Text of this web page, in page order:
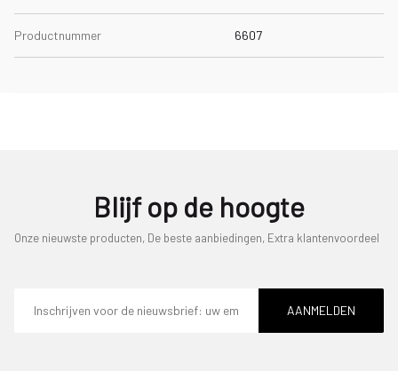
Productnummer 6607
Blijf op de hoogte
Onze nieuwste producten, De beste aanbiedingen, Extra klantenvoordeel
mailadres
AANMELDEN